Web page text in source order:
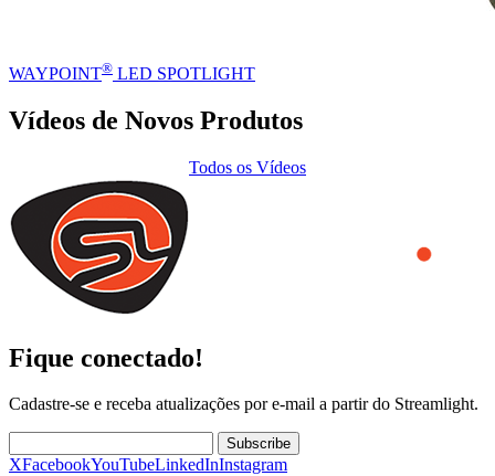
WAYPOINT® LED SPOTLIGHT
Vídeos de Novos Produtos
Todos os Vídeos
Fique conectado!
Cadastre-se e receba atualizações por e-mail a partir do Streamlight.
Subscribe
XFacebookYouTubeLinkedInInstagram